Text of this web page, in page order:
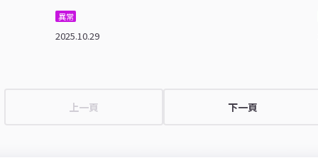
異常
2025.10.29
上一頁 下一頁